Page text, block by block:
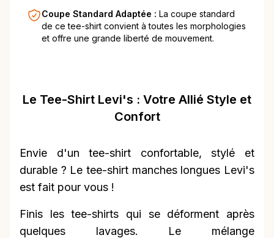
Coupe Standard Adaptée : La coupe standard
de ce tee-shirt convient à toutes les morphologies
et offre une grande liberté de mouvement.
Le Tee-Shirt Levi's : Votre Allié Style et
Confort
Envie d'un tee-shirt confortable, stylé et
durable ? Le tee-shirt manches longues Levi's
est fait pour vous !
Finis les tee-shirts qui se déforment après
quelques lavages. Le mélange